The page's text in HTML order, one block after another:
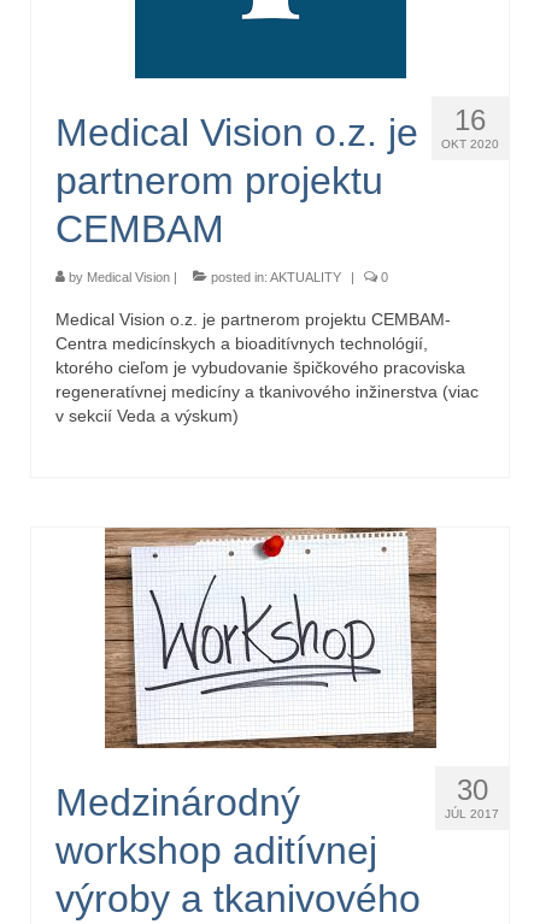
16
OKT 2020
Medical Vision o.z. je
partnerom projektu
CEMBAM
by Medical Vision | posted in: AKTUALITY | 0
Medical Vision o.z. je partnerom projektu CEMBAM-
Centra medicínskych a bioaditívnych technológií,
ktorého cieľom je vybudovanie špičkového pracoviska
regeneratívnej medicíny a tkanivového inžinerstva (viac
v sekcií Veda a výskum)
30
JÚL 2017
Medzinárodný
workshop aditívnej
výroby a tkanivového